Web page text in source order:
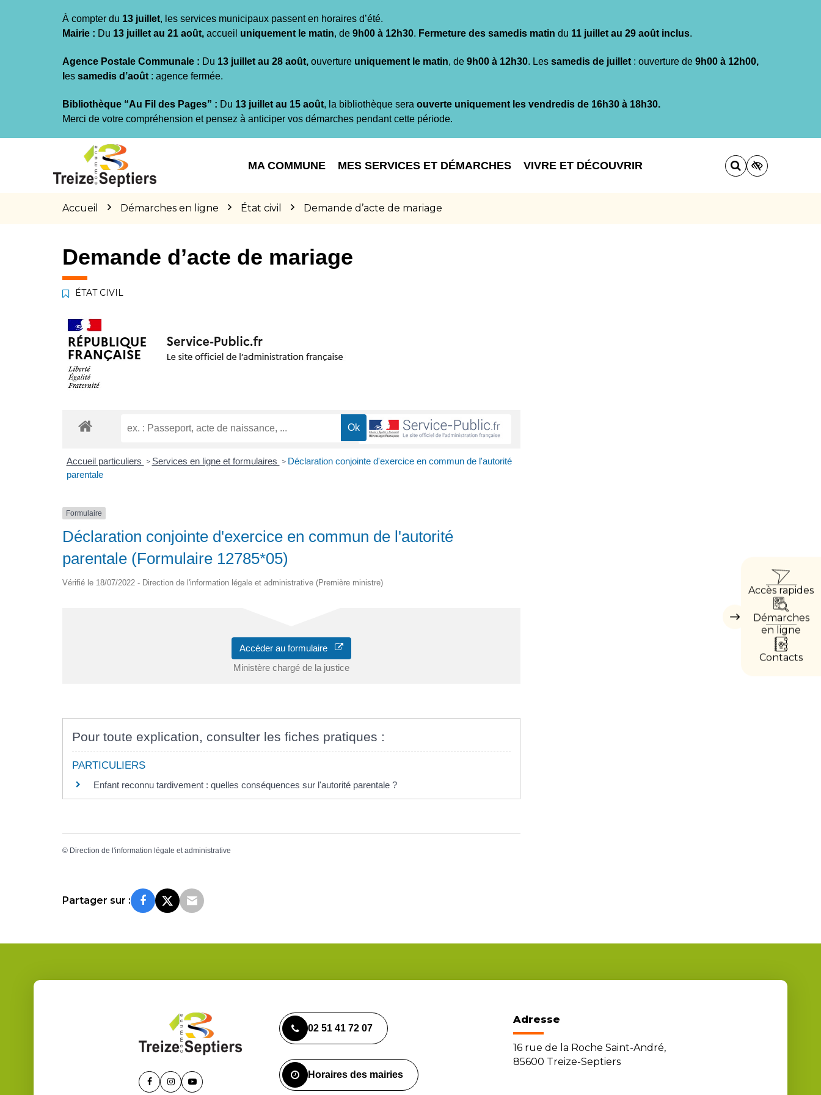
À compter du 13 juillet, les services municipaux passent en horaires d’été.
Mairie : Du 13 juillet au 21 août, accueil uniquement le matin, de 9h00 à 12h30. Fermeture des samedis matin du 11 juillet au 29 août inclus.
Agence Postale Communale : Du 13 juillet au 28 août, ouverture uniquement le matin, de 9h00 à 12h30. Les samedis de juillet : ouverture de 9h00 à 12h00,
es samedis d’août : agence fermée.
Bibliothèque “Au Fil des Pages” : Du 13 juillet au 15 août, la bibliothèque sera ouverte uniquement les vendredis de 16h30 à 18h30.
Merci de votre compréhension et pensez à anticiper vos démarches pendant cette période.
MA COMMUNE MES SERVICES ET DÉMARCHES VIVRE ET DÉCOUVRIR
Accueil Démarches en ligne État civil Demande d’acte de mariage
Masquer
Accès rapides
Démarches
en ligne
Contacts
Demande d’acte de mariage
ÉTAT CIVIL
Accueil particuliers > Services en ligne et formulaires > Déclaration conjointe d'exercice en commun de l'autorité
parentale
Formulaire
Déclaration conjointe d'exercice en commun de l'autorité
parentale (Formulaire 12785*05)
Vérifié le 18/07/2022 - Direction de l'information légale et administrative (Première ministre)
Accéder au formulaire
Ministère chargé de la justice
Pour toute explication, consulter les fiches pratiques :
PARTICULIERS
Enfant reconnu tardivement : quelles conséquences sur l'autorité parentale ?
© Direction de l'information légale et administrative
Partager sur :
Lien Lien Lien
02 51 41 72 07
Horaires des mairies
Adresse
16 rue de la Roche Saint-André,
85600 Treize-Septiers